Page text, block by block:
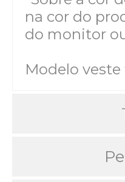
na cor do
do monitor
Modelo